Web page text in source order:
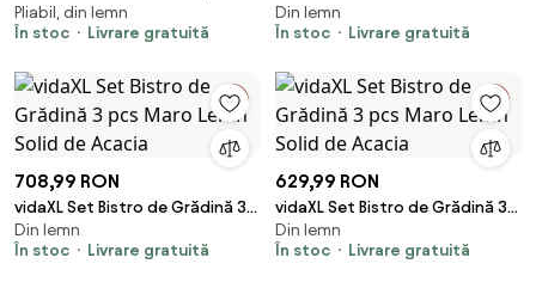
Maro Lemn Solid de Acacia
Pliabil, din lemn
În stoc
Livrare gratuită
pcs Maro Lemn Solid de Acacia
Din lemn
În stoc
Livrare gratuită
708,99 RON
vidaXL Set Bistro de Grădină 3
pcs Maro Lemn Solid de Acacia
Din lemn
În stoc
Livrare gratuită
629,99 RON
vidaXL Set Bistro de Grădină 3
pcs Maro Lemn Solid de Acacia
Din lemn
În stoc
Livrare gratuită